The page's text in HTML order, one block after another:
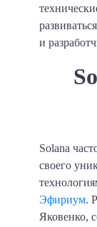
и
Solana
своего
Эфириум.
Яковенко,